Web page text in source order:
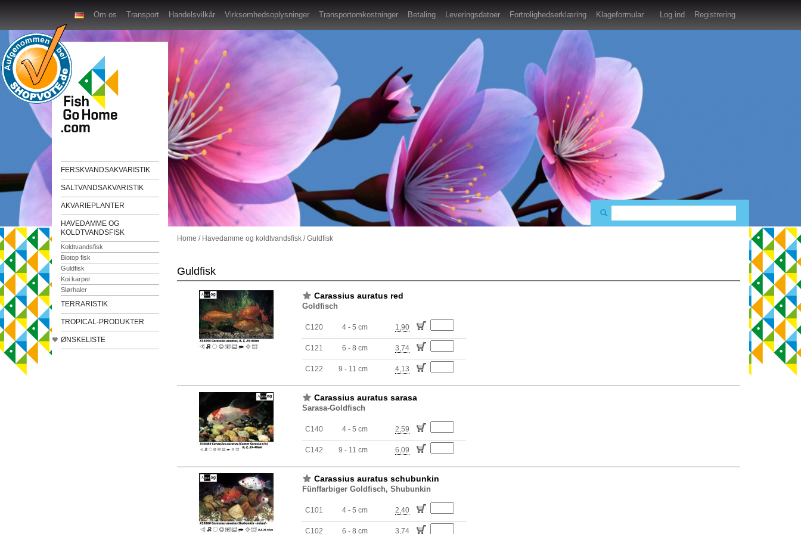
Om os Transport Handelsvilkår Virksomhedsoplysninger Transportomkostninger Betaling Leveringsdatoer Fortrolighedserklæring Klageformular Log ind Registrering
FERSKVANDSAKVARISTIK
SALTVANDSAKVARISTIK
AKVARIEPLANTER
HAVEDAMME OG
KOLDTVANDSFISK
Koldtvandsfisk
Biotop fisk
Guldfisk
Koi karper
Slørhaler
TERRARISTIK
TROPICAL-PRODUKTER
ØNSKELISTE
Home / Havedamme og koldtvandsfisk /Guldfisk
Guldfisk
Carassius auratus red
Goldfisch
C120 4 - 5 cm 1,90
C121 6 - 8 cm 3,74
C122 9 - 11 cm 4,13
Carassius auratus sarasa
Sarasa-Goldfisch
C140 4 - 5 cm 2,59
C142 9 - 11 cm 6,09
Carassius auratus schubunkin
Fünffarbiger Goldfisch, Shubunkin
C101 4 - 5 cm 2,40
C102 6 - 8 cm 3,74